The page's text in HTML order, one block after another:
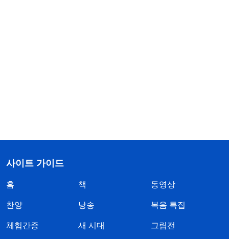
사이트 가이드
홈 책 동영상
찬양 낭송 복음 특집
체험간증 새 시대 그림전